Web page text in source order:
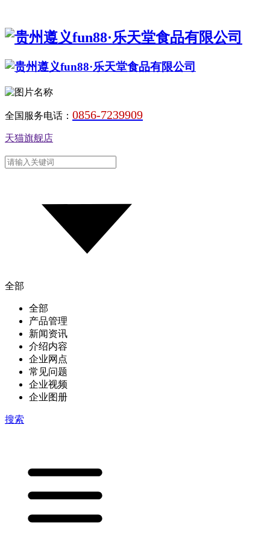
全国服务电话： 0856-7239909
天猫旗舰店
全部
全部
产品管理
新闻资讯
介绍内容
企业网点
常见问题
企业视频
企业图册
搜索